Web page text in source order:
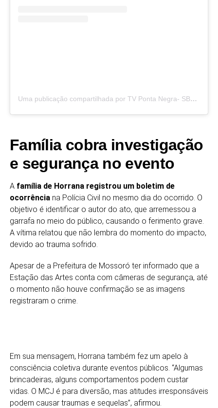
Uma publicação compartilhada por TV Ponta Negra- SBT (@tvpontanegrarn)
Família cobra investigação
e segurança no evento
A família de Horrana registrou um boletim de
ocorrência na Polícia Civil no mesmo dia do ocorrido. O
objetivo é identificar o autor do ato, que arremessou a
garrafa no meio do público, causando o ferimento grave.
A vítima relatou que não lembra do momento do impacto,
devido ao trauma sofrido.
Apesar de a Prefeitura de Mossoró ter informado que a
Estação das Artes conta com câmeras de segurança, até
o momento não houve confirmação se as imagens
registraram o crime.
Em sua mensagem, Horrana também fez um apelo à
consciência coletiva durante eventos públicos. “Algumas
brincadeiras, alguns comportamentos podem custar
vidas. O MCJ é para diversão, mas atitudes irresponsáveis
podem causar traumas e sequelas”, afirmou.